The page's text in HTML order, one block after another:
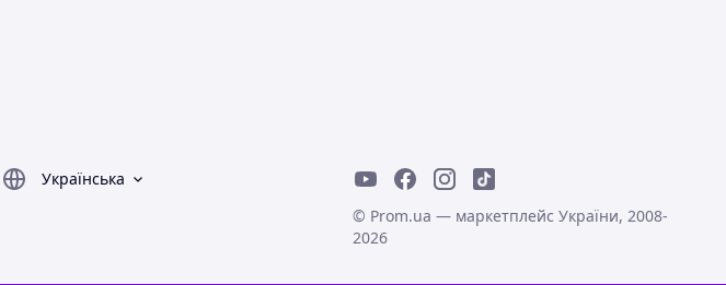
Українська
© Prom.ua — маркетплейс України, 2008-
2026